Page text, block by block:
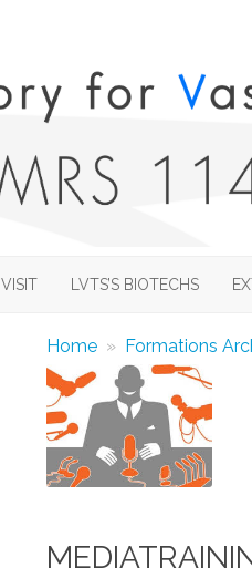
VISIT LVTS’S BIOTECHS
Home » Formations